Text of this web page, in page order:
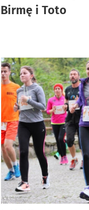
Birmę i Toto